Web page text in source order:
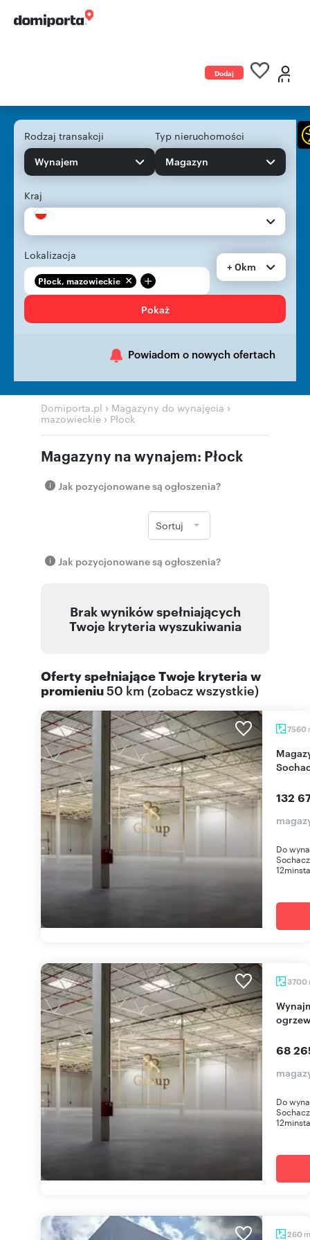
Dodaj
Rodzaj transakcji
Wynajem
Typ nieruchomości
Magazyn
Kraj
Lokalizacja
Płock, mazowieckie +
+ 0km
Pokaż
Powiadom o nowych ofertach
Domiporta.pl › Magazyny do wynajęcia ›
mazowieckie › Płock
Magazyny na wynajem: Płock
Jak pozycjonowane są ogłoszenia?
Sortuj
Jak pozycjonowane są ogłoszenia?
Brak wyników spełniających
Twoje kryteria wyszukiwania
Oferty spełniające Twoje kryteria w
promieniu50 km (zobacz wszystkie)
7560
Magazyn 7560 m² z dokami i ogrzewaniem w
132
Do
3700
Wynajmę magazyn 3700 m² z dokami i
68
Do
260 m